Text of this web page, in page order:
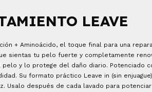
LEAVE
+ Aminoácido, el toque final para una
sientas tu pelo fuerte y completamente
y lo protege del daño diario. Potenciado
Su formato práctico Leave in (sin
Usalo después de cada lavado para